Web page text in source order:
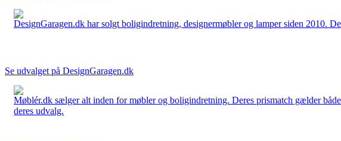
DesignGaragen.dk har solgt boligindretning, designermøbler og lamper siden 2010.
Se udvalget på DesignGaragen.dk
Møblér.dk sælger alt inden for møbler og boligindretning. Deres prismatch gælder
deres udvalg.